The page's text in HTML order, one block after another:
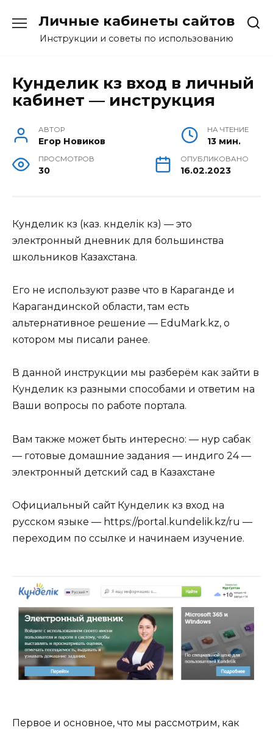
содержанию
Личные кабинеты сайтов
Инструкции и советы по использованию
Кунделик кз вход в личный
кабинет — инструкция
АВТОР
Егор Новиков
НА ЧТЕНИЕ
13 мин.
ПРОСМОТРОВ
30
ОПУБЛИКОВАНО
16.02.2023
Кунделик кз (каз. күнделік кз) — это
электронный дневник для большинства
школьников Казахстана.
Его не используют разве что в Караганде и
Карагандинской области, там есть
альтернативное решение — EduMark.kz, о
котором мы писали ранее.
В данной инструкции мы разберём как зайти в
Кунделик кз разными способами и ответим на
Ваши вопросы по работе портала.
Вам также может быть интересно: — нур сабак
— готовые домашние задания — индиго 24 —
электронный детский сад в Казахстане
Официальный сайт Кунделик кз вход на
русском языке — https://portal.kundelik.kz/ru —
переходим по ссылке и начинаем изучение.
Первое и основное, что мы рассмотрим, как